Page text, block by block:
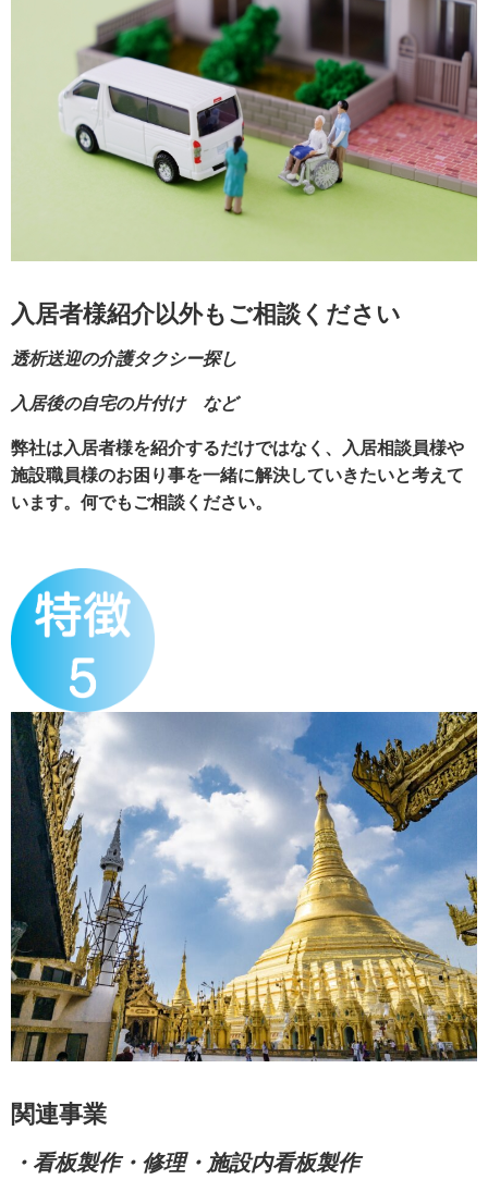
入居者様紹介以外もご相談ください
透析送迎の介護タクシー探し
入居後の自宅の片付け など
弊社は入居者様を紹介するだけではなく、入居相談員様や
施設職員様のお困り事を一緒に解決していきたいと考えて
います。何でもご相談ください。
関連事業
・看板製作・修理・施設内看板製作